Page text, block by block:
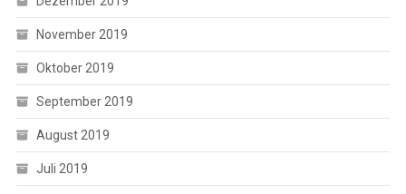
November 2019
Oktober 2019
September 2019
August 2019
Juli 2019